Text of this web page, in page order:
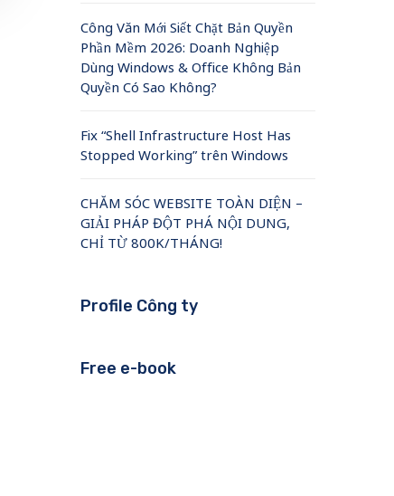
Công Văn Mới Siết Chặt Bản Quyền
Phần Mềm 2026: Doanh Nghiệp
Dùng Windows & Office Không Bản
Quyền Có Sao Không?
Fix “Shell Infrastructure Host Has
Stopped Working” trên Windows
CHĂM SÓC WEBSITE TOÀN DIỆN –
GIẢI PHÁP ĐỘT PHÁ NỘI DUNG,
CHỈ TỪ 800K/THÁNG!
Profile Công ty
Free e-book